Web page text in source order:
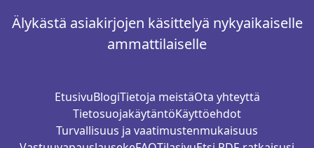
Älykästä asiakirjojen käsittelyä nykyaikaiselle
ammattilaiselle
EtusivuBlogiTietoja meistäOta yhteyttä
TietosuojakäytäntöKäyttöehdot
Turvallisuus ja vaatimustenmukaisuus